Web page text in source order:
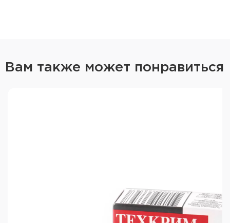
Вам также может понравиться